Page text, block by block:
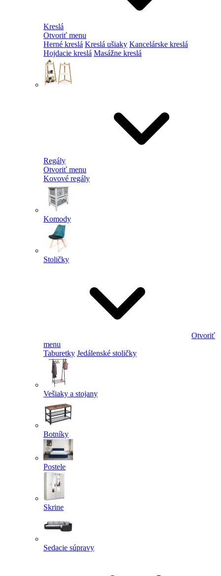
Kreslá
Otvoriť menu
Herné kreslá Kreslá ušiaky Kancelárske kreslá
Hojdacie kreslá Masážne kreslá
Regály
Otvoriť menu
Kovové regály
Komody
Stoličky
Otvoriť
menu
Taburetky Jedálenské stoličky
Vešiaky a stojany
Botníky
Postele
Skrine
Sedacie súpravy